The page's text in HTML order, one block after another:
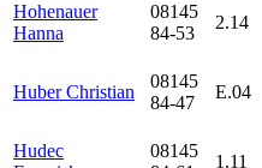
Hohenauer
Hanna
08145
84-53
2.14
Huber Christian
08145
84-47
E.04
Hudec
08145
1.11